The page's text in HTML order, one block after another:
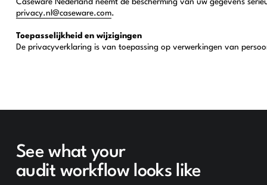
Caseware Nederland neemt de bescherming van uw gegevens
privacy.nl@caseware.com.
Toepasselijkheid en wijzigingen
De privacyverklaring is van toepassing op verwerkingen van
See what your
audit workflow looks like